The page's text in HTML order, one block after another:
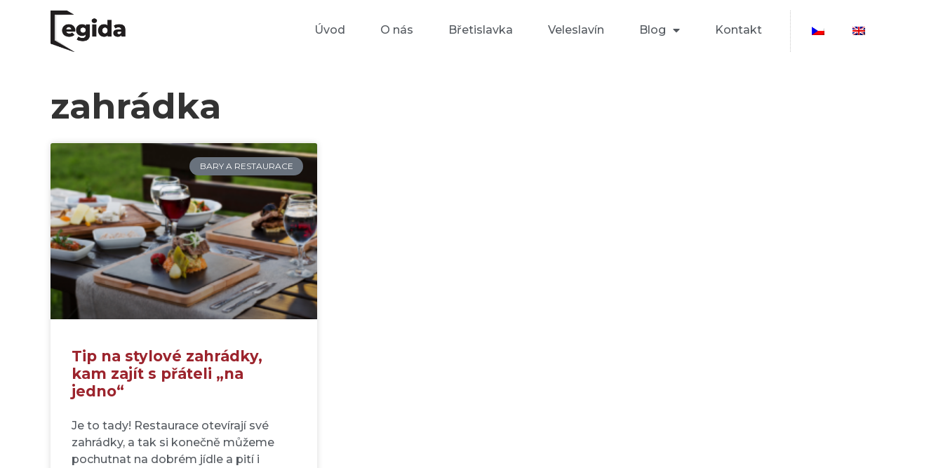
Úvod O nás Břetislavka Veleslavín Blog Kontakt
zahrádka
BARY A RESTAURACE
Tip na stylové zahrádky,
kam zajít s přáteli „na
jedno“
Je to tady! Restaurace otevírají své
zahrádky, a tak si konečně můžeme
pochutnat na dobrém jídle a pití i